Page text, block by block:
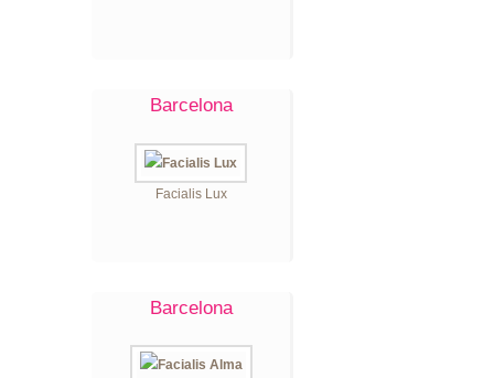
Barcelona
Facialis Lux
Barcelona